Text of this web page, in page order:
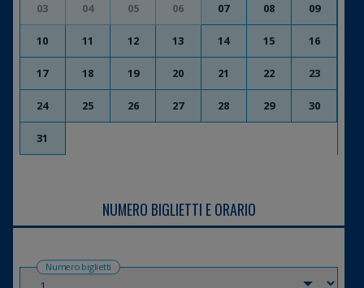
03 04 05 06 07 08 09
10 11 12 13 14 15 16
17 18 19 20 21 22 23
24 25 26 27 28 29 30
31
NUMERO BIGLIETTI E ORARIO
Numero biglietti